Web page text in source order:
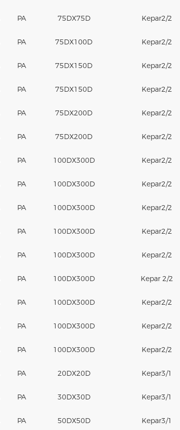
PA 75DX75D Kepar2/2
PA 75DX100D Kepar2/2
PA 75DX150D Kepar2/2
PA 75DX150D Kepar2/2
PA 75DX200D Kepar2/2
PA 75DX200D Kepar2/2
PA 100DX300D Kepar2/2
PA 100DX300D Kepar2/2
PA 100DX300D Kepar2/2
PA 100DX300D Kepar2/2
PA 100DX300D Kepar2/2
PA 100DX300D Kepar 2/2
PA 100DX300D Kepar2/2
PA 100DX300D Kepar2/2
PA 100DX300D Kepar2/2
PA 20DX20D Kepar3/1
PA 30DX30D Kepar3/1
PA 50DX50D Kepar3/1